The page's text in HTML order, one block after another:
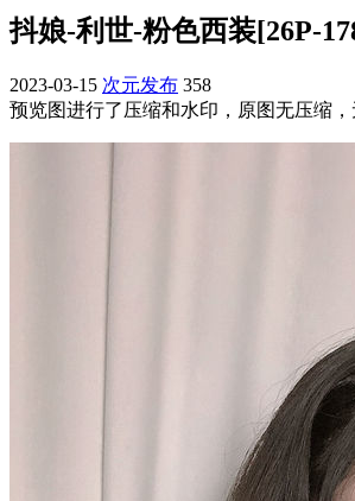
抖娘-利世-粉色西装[26P-
2023-03-15 次元发布 358
预览图进行了压缩和水印，原图无压缩，